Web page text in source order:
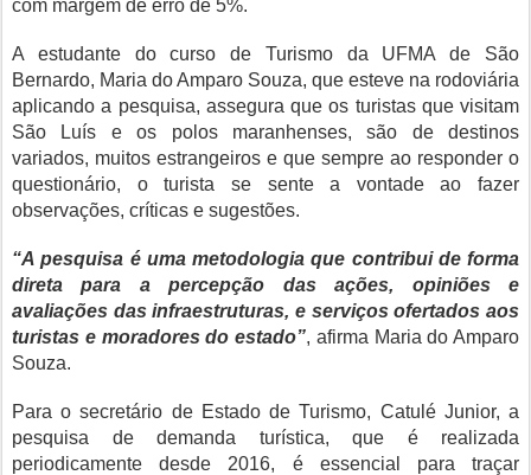
com margem de erro de 5%.
A estudante do curso de Turismo da UFMA de São
Bernardo, Maria do Amparo Souza, que esteve na rodoviária
aplicando a pesquisa, assegura que os turistas que visitam
São Luís e os polos maranhenses, são de destinos
variados, muitos estrangeiros e que sempre ao responder o
questionário, o turista se sente a vontade ao fazer
observações, críticas e sugestões.
“A pesquisa é uma metodologia que contribui de forma
direta para a percepção das ações, opiniões e
avaliações das infraestruturas, e serviços ofertados aos
turistas e moradores do estado”, afirma Maria do Amparo
Souza.
Para o secretário de Estado de Turismo, Catulé Junior, a
pesquisa de demanda turística, que é realizada
periodicamente desde 2016, é essencial para traçar